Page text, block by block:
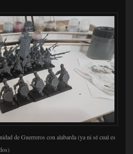
de Guerreros con alabarda (ya ni sé cual es